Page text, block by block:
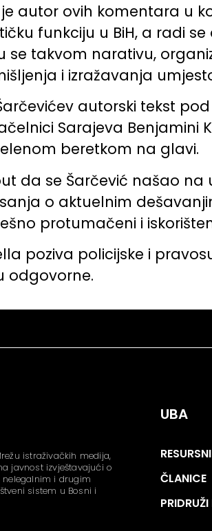
autor ovih komentara u
funkciju u BiH, a radi
se takvom narativu,
i izražavanja
autorski tekst
Sarajeva Benjamini
beretkom na glavi.
da se Šarčević našao
o aktuelnim
protumačeni i
poziva policijske i
odgovorne.
istraživačkih medija,
javnost izvještavajući o
i drugim
sistem u Bosni i
UBA
ČLANICE